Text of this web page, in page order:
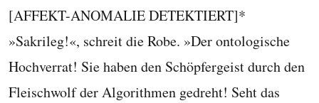
[AFFEKT-ANOMALIE DETEKTIERT]*
»Sakrileg!«, schreit die Robe. »Der ontologische
Hochverrat! Sie haben den Schöpfergeist durch den
Fleischwolf der Algorithmen gedreht! Seht das